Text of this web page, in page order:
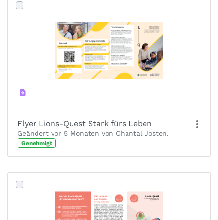
Flyer Lions-Quest Stark fürs Leben
Geändert vor 5 Monaten von Chantal Josten.
Genehmigt